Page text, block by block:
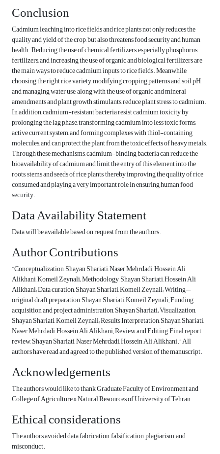
Conclusion
Cadmium leaching into rice fields and rice plants not only reduces the
quality and yield of the crop, but also threatens food security and human
health. Reducing the use of chemical fertilizers, especially phosphorus
fertilizers, and increasing the use of organic and biological fertilizers are
the main ways to reduce cadmium inputs to rice fields. Meanwhile,
choosing the right rice variety, modifying cropping patterns and soil pH,
and managing water use, along with the use of organic and mineral
amendments and plant growth stimulants, reduce plant stress to cadmium.
In addition, cadmium-resistant bacteria resist cadmium toxicity by
prolonging the lag phase, transforming cadmium into less toxic forms,
active current system, and forming complexes with thiol-containing
molecules, and can protect the plant from the toxic effects of heavy metals.
Through these mechanisms, cadmium-binding bacteria can reduce the
bioavailability of cadmium and limit the entry of this element into the
roots, stems and seeds of rice plants, thereby improving the quality of rice
consumed and playing a very important role in ensuring human food
security.
Data Availability Statement
Data will be available based on request from the authors.
Author Contributions
“Conceptualization, Shayan Shariati, Naser Mehrdadi, Hossein Ali
Alikhani, Komeil Zeynali; Methodology, Shayan Shariati, Hossein Ali
Alikhani; Data curation, Shayan Shariati, Komeil Zeynali; Writing—
original draft preparation, Shayan Shariati, Komeil Zeynali; Funding
acquisition and project administration, Shayan Shariati; Visualization,
Shayan Shariati, Komeil Zeynali; Results Interpretation, Shayan Shariati,
Naser Mehrdadi, Hossein Ali Alikhani; Review and Editing, Final report
review, Shayan Shariati, Naser Mehrdadi, Hossein Ali Alikhani.” All
authors have read and agreed to the published version of the manuscript.
Acknowledgements
The authors would like to thank Graduate Faculty of Environment and
College of Agriculture & Natural Resources of University of Tehran.
Ethical considerations
The authors avoided data fabrication, falsification, plagiarism, and
misconduct.